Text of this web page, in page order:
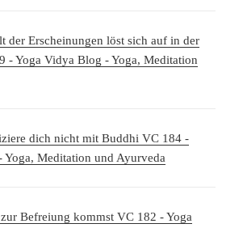
der Erscheinungen löst sich auf in der
- Yoga Vidya Blog - Yoga, Meditation
dich nicht mit Buddhi VC 184 -
Yoga, Meditation und Ayurveda
Befreiung kommst VC 182 - Yoga